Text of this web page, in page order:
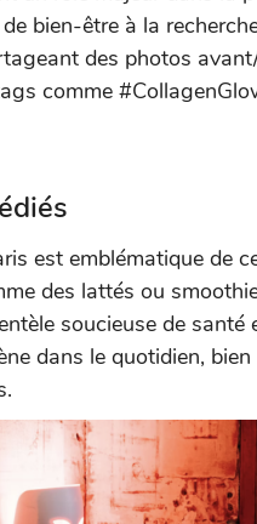
bien-être à la
des photos
comme
est emblématique de
des lattés ou
soucieuse de santé
dans le quotidien,